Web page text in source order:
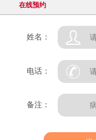
在线预约
姓名：
电话：
备注：